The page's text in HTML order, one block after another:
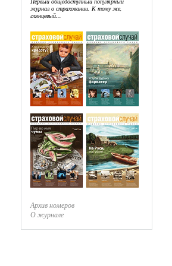
журнал о страховании. К тому же,
глянцевый...
Архив номеров
О журнале